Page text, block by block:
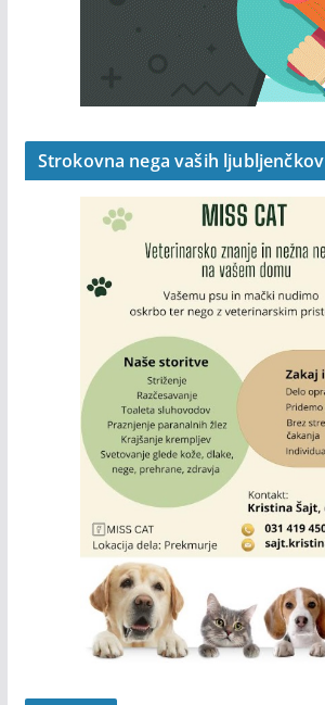
Strokovna nega vaših ljubljenčkov